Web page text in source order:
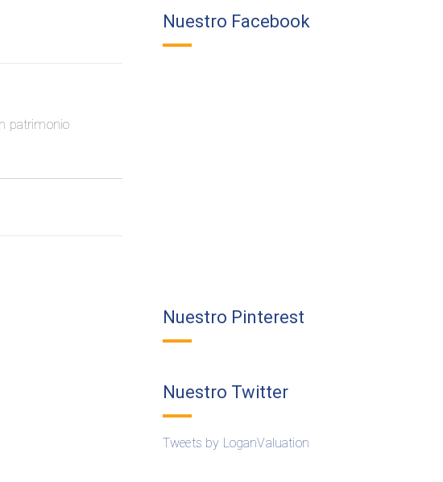
patrimonio
Nuestro Facebook
Nuestro Pinterest
Nuestro Twitter
Tweets by LoganValuation